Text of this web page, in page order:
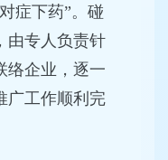
症下药”。碰
由专人负责针
络企业，逐一
广工作顺利完